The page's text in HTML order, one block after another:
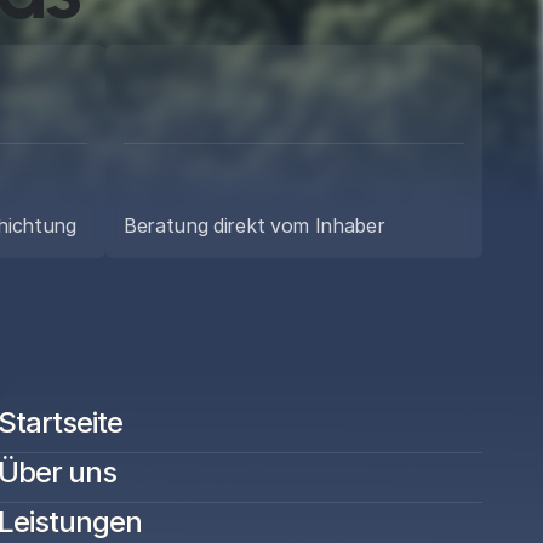
Beratung direkt vom Inhaber
uns